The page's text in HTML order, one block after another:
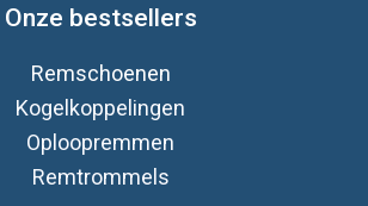
Onze bestsellers
Remschoenen
Kogelkoppelingen
Oploopremmen
Remtrommels